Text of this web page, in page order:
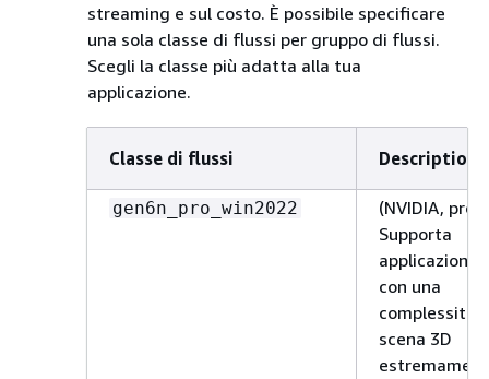
streaming e sul costo. È possibile specificare
una sola classe di flussi per gruppo di flussi.
Scegli la classe più adatta alla tua
applicazione.
Classe di flussi Description
gen6n_pro_win2022
(NVIDIA, pro)
Supporta
applicazioni
con una
complessità
scena 3D